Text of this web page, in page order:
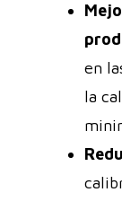
en
la